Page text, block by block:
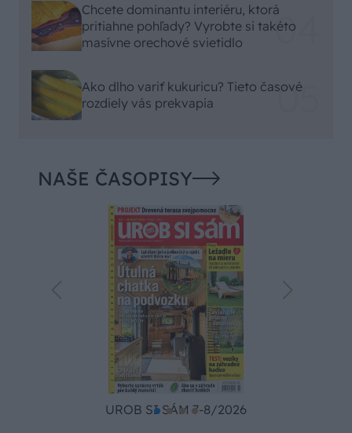
Chcete dominantu interiéru, ktorá
pritiahne pohľady? Vyrobte si takéto
masívne orechové svietidlo
Ako dlho variť kukuricu? Tieto časové
rozdiely vás prekvapia
NAŠE ČASOPISY
UROB SI SÁM 7-8/2026